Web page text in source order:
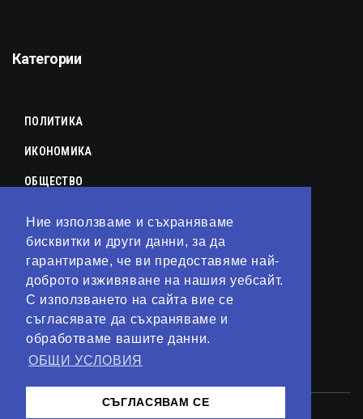
Ние използваме и съхраняваме
бисквитки и други данни, за да
гарантираме, че ви предоставяме най-
доброто изживяване на нашия уебсайт.
С използването на сайта вие се
съгласявате да съхраняваме и
обработваме вашите данни.
ОБЩИ УСЛОВИЯ
СЪГЛАСЯВАМ СЕ
Категории
ПОЛИТИКА
ИКОНОМИКА
ОБЩЕСТВО
КУЛТУРА
ЛАЙФСТАЙЛ
ТЕХНОЛОГИИ
АНАЛИЗИ
СВЯТ